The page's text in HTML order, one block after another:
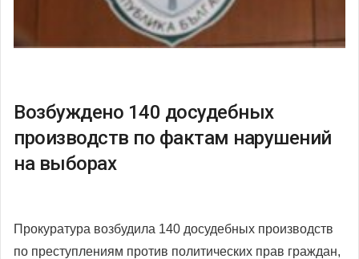
Возбуждено 140 досудебных
производств по фактам нарушений
на выборах
Прокуратура возбудила 140 досудебных производств
по преступлениям против политических прав граждан,